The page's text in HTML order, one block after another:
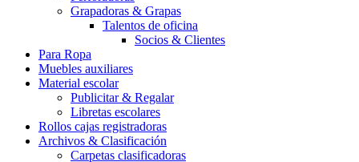
Grapadoras & Grapas
Talentos de oficina
Socios & Clientes
Para Ropa
Muebles auxiliares
Material escolar
Publicitar & Regalar
Libretas escolares
Rollos cajas registradoras
Archivos & Clasificación
Carpetas clasificadoras